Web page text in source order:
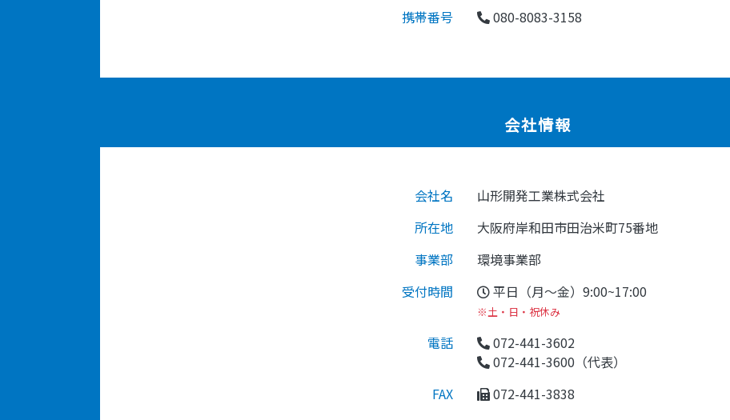
携帯番号 080-8083-3158
会社情報
会社名
山形開発工業株式会社
所在地
大阪府岸和田市田治米町75番地
事業部
環境事業部
受付時間
平日（月〜金）9:00~17:00
※土・日・祝休み
電話
072-441-3602
072-441-3600（代表）
FAX
072-441-3838